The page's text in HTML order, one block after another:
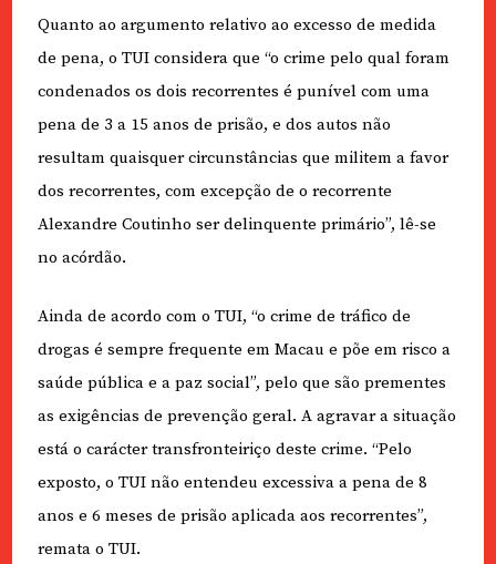
Quanto ao argumento relativo ao excesso de medida
de pena, o TUI considera que “o crime pelo qual foram
condenados os dois recorrentes é punível com uma
pena de 3 a 15 anos de prisão, e dos autos não
resultam quaisquer circunstâncias que militem a favor
dos recorrentes, com excepção de o recorrente
Alexandre Coutinho ser delinquente primário”, lê-se
no acórdão.
Ainda de acordo com o TUI, “o crime de tráfico de
drogas é sempre frequente em Macau e põe em risco a
saúde pública e a paz social”, pelo que são prementes
as exigências de prevenção geral. A agravar a situação
está o carácter transfronteiriço deste crime. “Pelo
exposto, o TUI não entendeu excessiva a pena de 8
anos e 6 meses de prisão aplicada aos recorrentes”,
remata o TUI.